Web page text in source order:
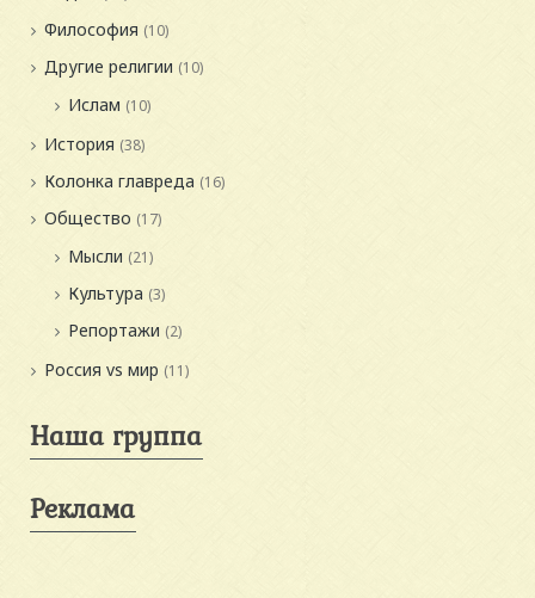
Философия (10)
Другие религии (10)
Ислам (10)
История (38)
Колонка главреда (16)
Общество (17)
Мысли (21)
Культура (3)
Репортажи (2)
Россия vs мир (11)
Наша группа
Реклама